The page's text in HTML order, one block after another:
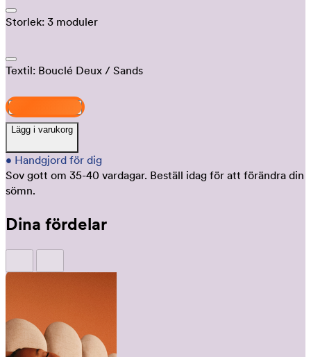
Storlek: 3 moduler
Textil: Bouclé Deux / Sands
Lägg i varukorg
• Handgjord för dig
Sov gott om 35-40 vardagar. Beställ idag för att förändra din
sömn.
Dina fördelar